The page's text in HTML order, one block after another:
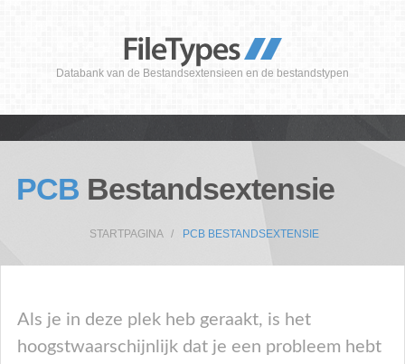
Databank van de Bestandsextensieen en de bestandstypen
PCB Bestandsextensie
STARTPAGINA PCB BESTANDSEXTENSIE
Als je in deze plek heb geraakt, is het
hoogstwaarschijnlijk dat je een probleem hebt